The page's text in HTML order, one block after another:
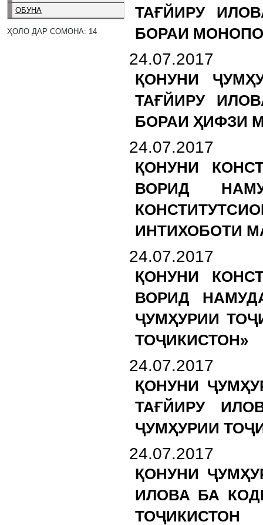
ОБУНА
ҲОЛО ДАР СОМОНА: 14
ТАҒЙИРУ
БОРАИ
24.07.2017
ҚОНУНИ
ТАҒЙИРУ
БОРАИ ҲИФЗИ
24.07.2017
ҚОНУНИ
ВОРИД
ИНТИХОБОТИ
24.07.2017
ҚОНУНИ
ВОРИД
ҶУМҲУРИИ
ТОҶИКИСТОН»
24.07.2017
ҚОНУНИ
ТАҒЙИРУ
ҶУМҲУРИИ
24.07.2017
ҚОНУНИ
ИЛОВА БА
ТОҶИКИСТОН